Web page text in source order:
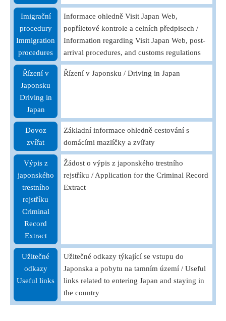
Imigrační
procedury
Immigration
procedures
Informace ohledně Visit Japan Web,
popříletové kontrole a celních předpisech /
Information regarding Visit Japan Web, post-
arrival procedures, and customs regulations
Řízení v
Japonsku
Driving in
Japan
Řízení v Japonsku / Driving in Japan
Dovoz
zvířat
Základní informace ohledně cestování s
domácími mazlíčky a zvířaty
Výpis z
japonského
trestního
rejstříku
Criminal
Record
Extract
Žádost o výpis z japonského trestního
rejstříku / Application for the Criminal Record
Extract
Užitečné
odkazy
Useful links
Užitečné odkazy týkající se vstupu do
Japonska a pobytu na tamním území / Useful
links related to entering Japan and staying in
the country